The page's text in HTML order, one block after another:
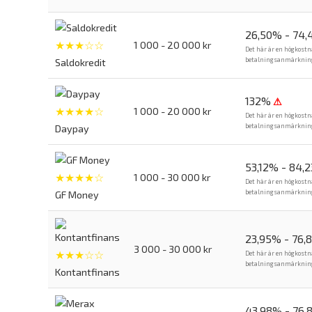
★★★☆☆
Saldokredit
1 000 - 20 000 kr
26,50% -
Det här är en
★★★★☆
Daypay
1 000 - 20 000 kr
132% ⚠
Det här är en
★★★★☆
GF Money
1 000 - 30 000 kr
53,12% -
Det här är en
★★★☆☆
Kontantfinans
3 000 - 30 000 kr
23,95% -
Det här är en